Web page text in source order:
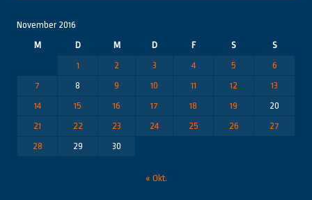
November 2016
M
D M D F S
S
1
2 3 4 5
6
7
8 9 10 11 12
13
14
15 16 17 18 19
20
21
22 23 24 25 26
27
28
29 30
« Okt.